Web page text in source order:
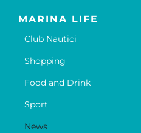
MARINA LIFE
Club Nautici
Shopping
Food and Drink
Sport
News